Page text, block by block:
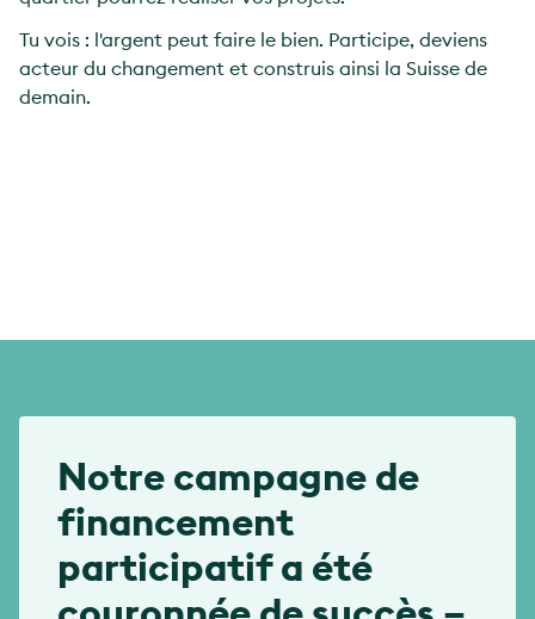
Tu vois : l'argent peut faire le bien. Participe, deviens
acteur du changement et construis ainsi la Suisse de
demain.
Notre campagne de
financement
participatif a été